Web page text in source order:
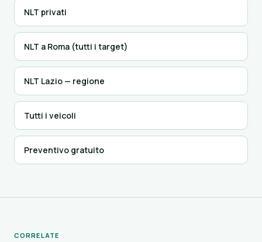
NLT privati
NLT a Roma (tutti i target)
NLT Lazio — regione
Tutti i veicoli
Preventivo gratuito
CORRELATE